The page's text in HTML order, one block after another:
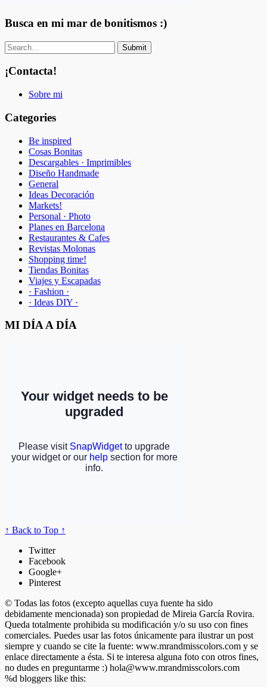
Busca en mi mar de bonitismos :)
¡Contacta!
Sobre mi
Categories
Be inspired
Cosas Bonitas
Descargables · Imprimibles
Diseño Handmade
General
Ideas Decoración
Markets!
Personal · Photo
Planes en Barcelona
Restaurantes & Cafes
Revistas Molonas
Shopping time!
Tiendas Bonitas
Viajes y Escapadas
· Fashion ·
· Ideas DIY ·
MI DÍA A DÍA
↑ Back to Top ↑
Twitter
Facebook
Google+
Pinterest
© Todas las fotos (excepto aquellas cuya fuente ha sido
debidamente mencionada) son propiedad de Mireia García Rovira.
Queda totalmente prohibida su modificación y/o su uso con fines
comerciales. Puedes usar las fotos únicamente para ilustrar un post
siempre y cuando se cite la fuente: www.mrandmisscolors.com y se
enlace directamente a ésta. Si te interesa alguna foto con otros fines,
no dudes en preguntarme :) hola@www.mrandmisscolors.com
%d bloggers like this: